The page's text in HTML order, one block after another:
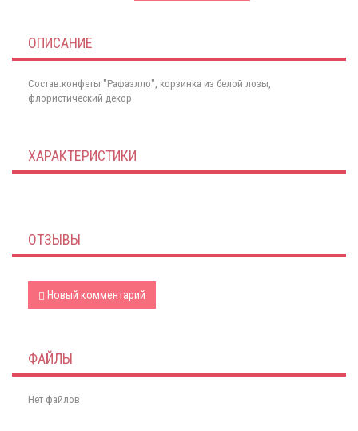
ОПИСАНИЕ
Состав:конфеты "Рафаэлло", корзинка из белой лозы,
флористический декор
ХАРАКТЕРИСТИКИ
ОТЗЫВЫ
Новый комментарий
ФАЙЛЫ
Нет файлов